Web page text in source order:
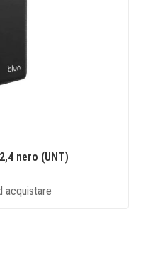
nero (UNT)
acquistare